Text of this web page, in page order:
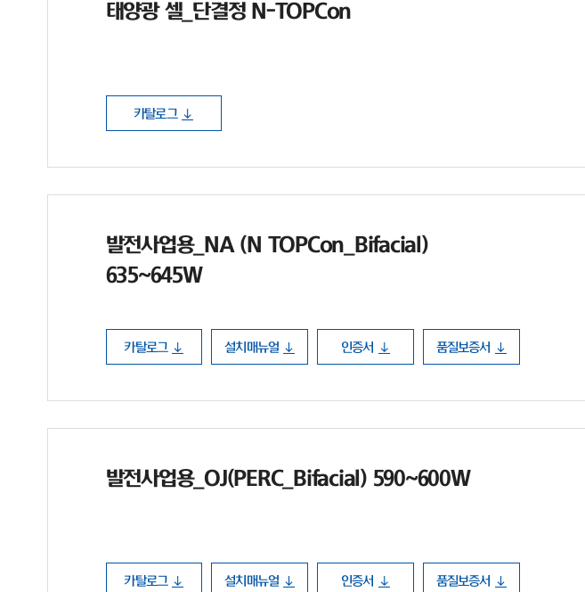
태양광 셀_단결정 N-TOPCon
카탈로그
발전사업용_NA (N TOPCon_Bifacial)
635~645W
카탈로그 설치매뉴얼 인증서 품질보증서
발전사업용_OJ(PERC_Bifacial) 590~600W
카탈로그 설치매뉴얼 인증서 품질보증서